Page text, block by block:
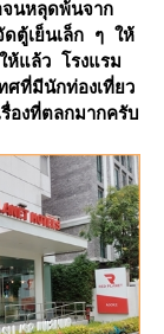
จนหลุดพ้นจาก
ตู้เย็นเล็ก ๆ ให้
ห้แล้ว โรงแรม
ศที่มีนักท่องเที่ยว
องที่ตลกมากครับ